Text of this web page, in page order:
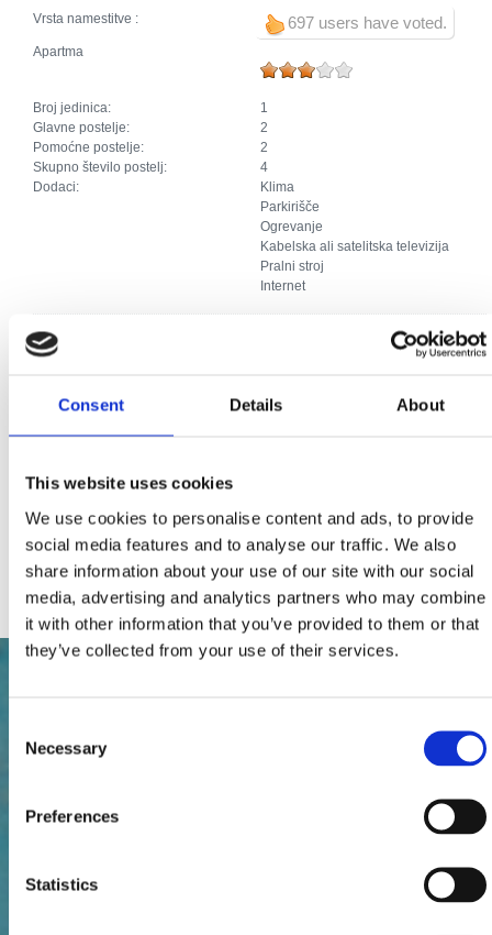
Consent Details About
This website uses cookies
We use cookies to personalise content and ads, to provide
social media features and to analyse our traffic. We also
share information about your use of our site with our social
media, advertising and analytics partners who may combine
it with other information that you’ve provided to them or that
they’ve collected from your use of their services.
Selection
Necessary
Preferences
Statistics
697 users have voted.
Vrsta namestitve :
Apartma
Broj jedinica:
1
Glavne postelje:
2
Pomoćne postelje:
2
Skupno število postelj:
4
Dodaci:
Klima
Parkirišče
Ogrevanje
Kabelska ali satelitska televizija
Pralni stroj
Internet
Studio apartma
Broj jedinica:
2
Dodaci:
Ogrevanje
Kabelska ali satelitska televizija
Internet